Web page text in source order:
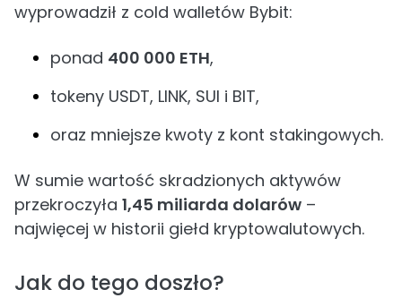
wyprowadził z cold walletów Bybit:
ponad 400 000 ETH,
tokeny USDT, LINK, SUI i BIT,
oraz mniejsze kwoty z kont stakingowych.
W sumie wartość skradzionych aktywów
przekroczyła 1,45 miliarda dolarów –
najwięcej w historii giełd kryptowalutowych.
Jak do tego doszło?